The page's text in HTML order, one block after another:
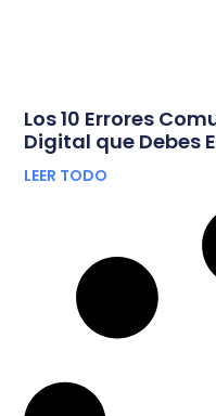
Los 10 Errores
Digital que Debes
LEER TODO